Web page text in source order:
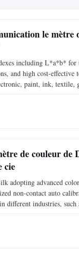
le
including L*a*b*
and high cost-effective
paint, ink, textile,
de couleur
cie
adopting advanced
non-contact auto
different industries,